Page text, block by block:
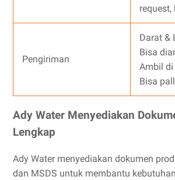
request,
Pengiriman
Darat &
Bisa
Ambil
Bisa
Ady Water Menyediakan
Lengkap
Ady Water menyediakan dokumen
dan MSDS untuk membantu